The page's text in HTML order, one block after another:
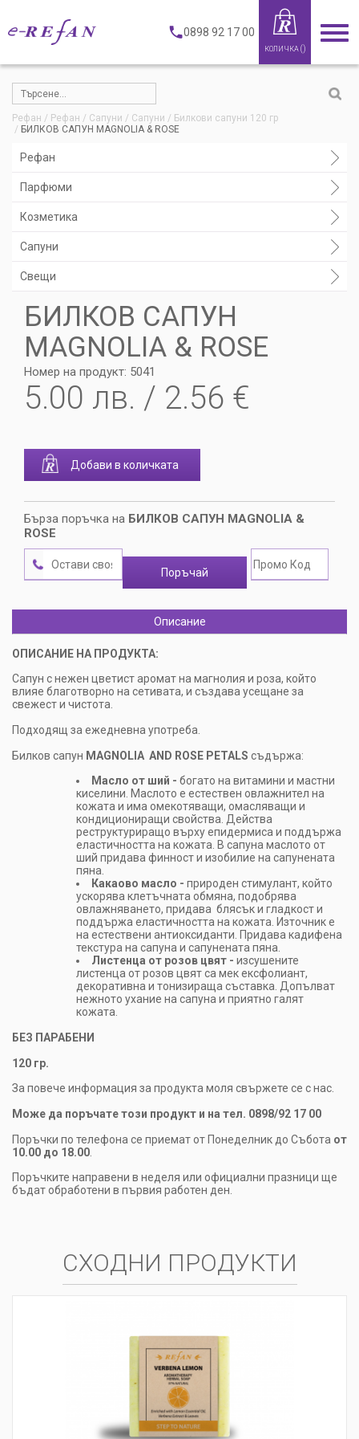
0898 92 17 00
КОЛИЧКА ()
Рефан Рефан Сапуни Сапуни
Билкови сапуни 120 гр
БИЛКОВ САПУН MAGNOLIA & ROSE
Рефан
Парфюми
Козметика
Сапуни
Свещи
БИЛКОВ САПУН
MAGNOLIA & ROSE
Номер на продукт: 5041
5.00 лв. / 2.56 €
Добави в количката
Бърза поръчка на БИЛКОВ САПУН MAGNOLIA &
ROSE
Поръчай
Описание
ОПИСАНИЕ НА ПРОДУКТА:
Сапун с нежен цветист аромат на магнолия и роза, който
влияе благотворно на сетивата, и създава усещане за
свежест и чистота.
Подходящ за ежедневна употреба.
Билков сапун MAGNOLIA AND ROSE PETALS съдържа:
Масло от ший - богато на витамини и мастни
киселини. Маслото е естествен овлажнител на
кожата и има омекотяващи, омасляващи и
кондициониращи свойства. Действа
реструктуриращо върху епидермиса и поддържа
еластичността на кожата. В сапуна маслото от
ший придава финност и изобилие на сапунената
пяна.
Какаово масло - природен стимулант, който
ускорява клетъчната обмяна, подобрява
овлажняването, придава блясък и гладкост и
поддържа еластичността на кожата. Източник е
на естествени антиоксиданти. Придава кадифена
текстура на сапуна и сапунената пяна.
Листенца от розов цвят - изсушените
листенца от розов цвят са мек ексфолиант,
декоративна и тонизираща съставка. Допълват
нежното ухание на сапуна и приятно галят
кожата.
БЕЗ ПАРАБЕНИ
120 гр.
За повече информация за продукта моля свържете се с нас.
Може да поръчате този продукт и на тел. 0898/92 17 00
Поръчки по телефона се приемат от Понеделник до Събота от
10.00 до 18.00
Поръчките направени в неделя или официални празници ще
бъдат обработени в първия работен ден.
СХОДНИ ПРОДУКТИ